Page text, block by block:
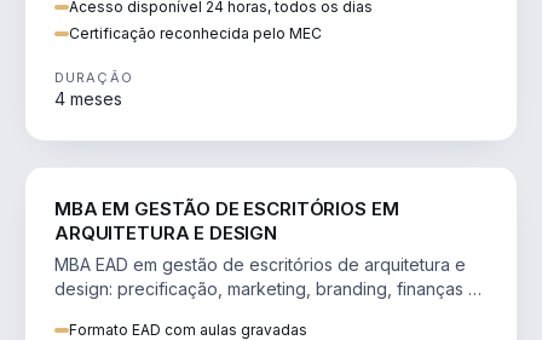
Acesso disponível 24 horas, todos os dias
Certificação reconhecida pelo MEC
DURAÇÃO
4 meses
MBA EM GESTÃO DE ESCRITÓRIOS EM
ARQUITETURA E DESIGN
MBA EAD em gestão de escritórios de arquitetura e
design: precificação, marketing, branding, finanças e
Formato EAD com aulas gravadas